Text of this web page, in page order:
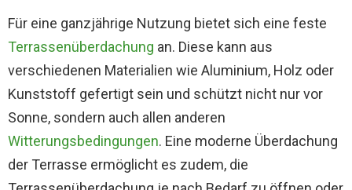
Für eine ganzjährige Nutzung bietet sich eine feste
Terrassenüberdachung an. Diese kann aus
verschiedenen Materialien wie Aluminium, Holz oder
Kunststoff gefertigt sein und schützt nicht nur vor
Sonne, sondern auch allen anderen
Witterungsbedingungen. Eine moderne Überdachung
der Terrasse ermöglicht es zudem, die